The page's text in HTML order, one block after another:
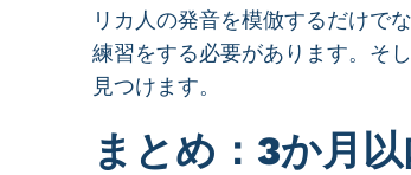
リカ人の発音を模倣するだけで
練習をする必要があります。そ
見つけます。
まとめ：3か月